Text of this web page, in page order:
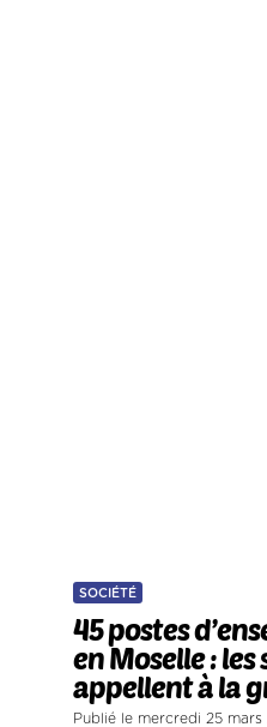
SOCIÉTÉ
45 postes
en Moselle :
appellent à la
Publié le mercredi 25 mars